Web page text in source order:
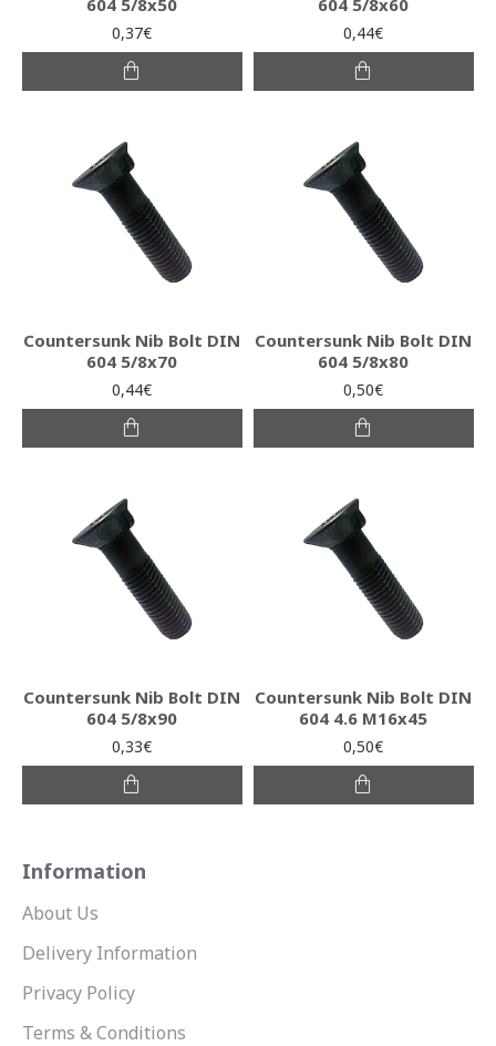
0,37€ 0,44€
Countersunk Nib Bolt DIN
604 5/8x70
0,44€
Countersunk Nib Bolt DIN
604 5/8x80
0,50€
Countersunk Nib Bolt DIN
604 5/8x90
0,33€
Countersunk Nib Bolt DIN
604 4.6 Μ16x45
0,50€
Information
About Us
Delivery Information
Privacy Policy
Terms & Conditions